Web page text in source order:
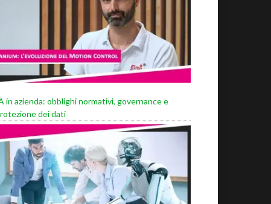
in azienda: obblighi normativi, governance e
dei dati